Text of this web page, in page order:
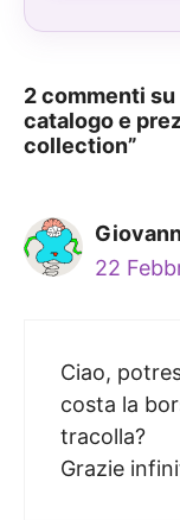
2 commenti
catalogo e
collection”
22
Ciao,
costa la
tracolla?
Grazie